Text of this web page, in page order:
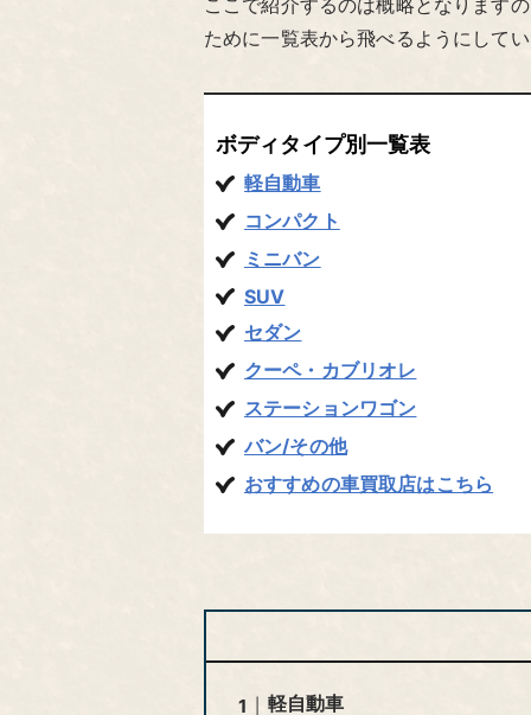
ここで紹介するのは概略となります
ために一覧表から飛べるようにして
ボディタイプ別一覧表
軽自動車
コンパクト
ミニバン
SUV
セダン
クーペ・カブリオレ
ステーションワゴン
バン/その他
おすすめの車買取店はこちら
軽自動車